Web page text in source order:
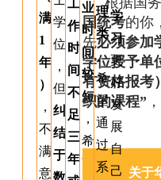
满
1
年
）
，
不
满
意
学
位
，
但
纠
结
于
工
作
时
间
不
足
三
年
业
时
间
较
短
，
希
望
理
类
、
希
望
通
过
系
学
习
更
好
发
展
自
己
国统考的你
先必须参加
学位授予单
有资格报考）
织的课程”
关于